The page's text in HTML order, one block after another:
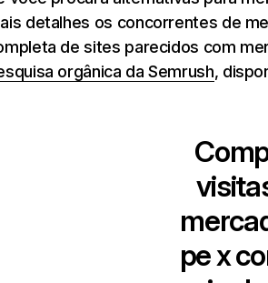
detalhes os concorrentes de
de sites parecidos com
orgânica da Semrush,
pex